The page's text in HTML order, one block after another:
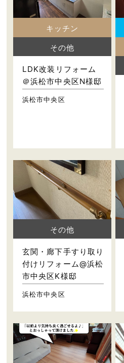
キッチン
その他
LDK改装リフォーム
＠浜松市中央区N様邸
浜松市中央区
その他
玄関・廊下手すり取り
付けリフォーム@浜松
市中央区K様邸
浜松市中央区